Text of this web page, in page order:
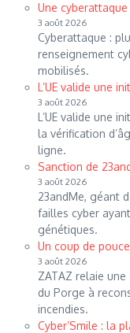
Une cyberattaque
3 août 2026
Cyberattaque :
renseignement
mobilisés.
L’UE valide une
3 août 2026
L’UE valide une
la vérification
ligne.
Sanction de
3 août 2026
23andMe, géant
failles cyber
génétiques.
Un coup de
3 août 2026
ZATAZ relaie
du Porge à
incendies.
Cyber’Smile : la